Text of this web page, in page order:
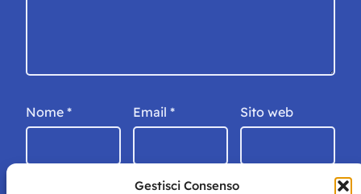
Gestisci Consenso
Nome * Email * Sito web